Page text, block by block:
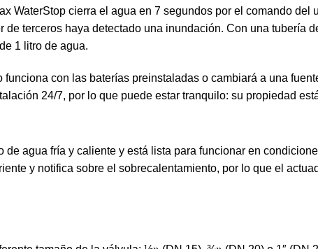
WaterStop cierra el agua en 7 segundos por el comando del
de terceros haya detectado una inundación. Con una tubería
1 litro de agua.
con las baterías preinstaladas o cambiará a una
24/7, por lo que puede estar tranquilo: su propiedad
agua fría y caliente y está lista para funcionar en
y notifica sobre el sobrecalentamiento, por lo que el